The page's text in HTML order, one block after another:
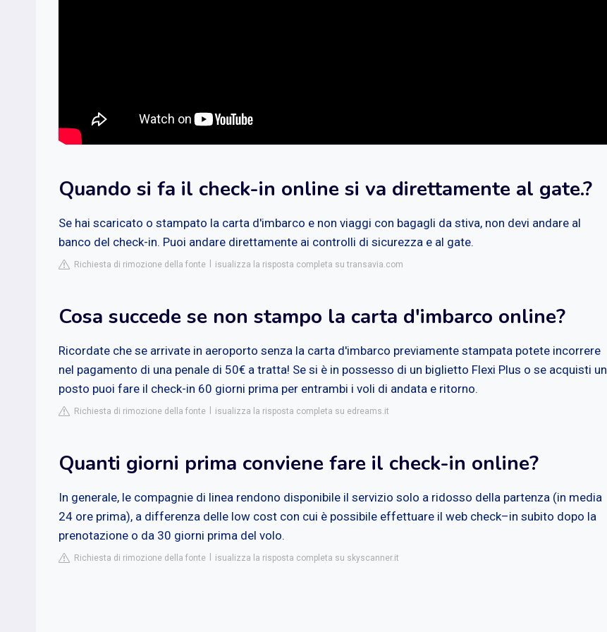
Quando si fa il check-in online si va direttamente al gate.?
Se hai scaricato o stampato la carta d'imbarco e non viaggi con bagagli da stiva, non devi andare al
banco del check-in. Puoi andare direttamente ai controlli di sicurezza e al gate.
Richiesta di rimozione della fonte isualizza la risposta completa su transavia.com
Cosa succede se non stampo la carta d'imbarco online?
Ricordate che se arrivate in aeroporto senza la carta d'imbarco previamente stampata potete incorrere
nel pagamento di una penale di 50€ a tratta! Se si è in possesso di un biglietto Flexi Plus o se acquisti un
posto puoi fare il check-in 60 giorni prima per entrambi i voli di andata e ritorno.
Richiesta di rimozione della fonte isualizza la risposta completa su edreams.it
Quanti giorni prima conviene fare il check-in online?
In generale, le compagnie di linea rendono disponibile il servizio solo a ridosso della partenza (in media
24 ore prima), a differenza delle low cost con cui è possibile effettuare il web check–in subito dopo la
prenotazione o da 30 giorni prima del volo.
Richiesta di rimozione della fonte isualizza la risposta completa su skyscanner.it